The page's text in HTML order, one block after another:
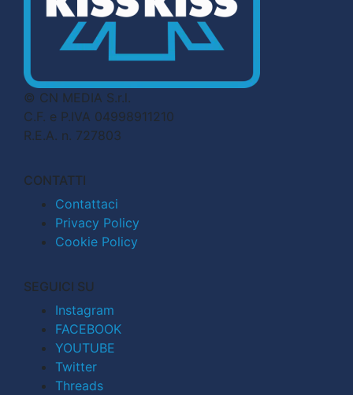
© CN MEDIA S.r.l.
C.F. e P.IVA 04998911210
R.E.A. n. 727803
CONTATTI
Contattaci
Privacy Policy
Cookie Policy
SEGUICI SU
Instagram
FACEBOOK
YOUTUBE
Twitter
Threads